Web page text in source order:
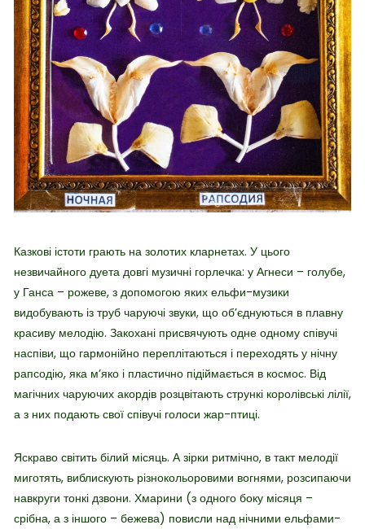
Казкові істоти грають на золотих кларнетах. У цього
незвичайного дуета довгі музичні горлечка: у Агнеси – голубе,
у Ганса – рожеве, з допомогою яких ельфи-музики
видобувають із труб чаруючі звуки, що об’єднуються в плавну
красиву мелодію. Закохані присвячують одне одному співучі
наспіви, що гармонійно переплітаються і переходять у нічну
рапсодію, яка м’яко і пластично підіймається в космос. Від
магічних чаруючих акордів розцвітають стрункі королівські лілії,
а з них подають свої співучі голоси жар-птиці.
Яскраво світить білий місяць. А зірки ритмічно, в такт мелодії
миготять, виблискують різнокольоровими вогнями, розсипаючи
навкруги тонкі дзвони. Хмарини (з одного боку місяця –
срібна, а з іншого – бежева) повисли над нічними ельфами-